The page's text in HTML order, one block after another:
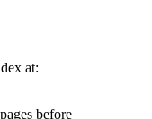
at:
before